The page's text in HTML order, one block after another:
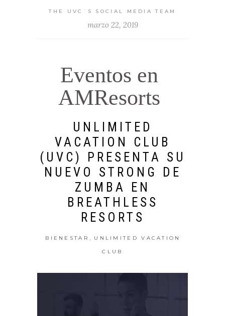
THE UVC`S SOCIAL MEDIA TEAM
marzo 22, 2019
Eventos en
AMResorts
UNLIMITED
VACATION CLUB
(UVC) PRESENTA SU
NUEVO STRONG DE
ZUMBA EN
BREATHLESS
RESORTS
BIENESTAR , UNLIMITED VACATION
CLUB